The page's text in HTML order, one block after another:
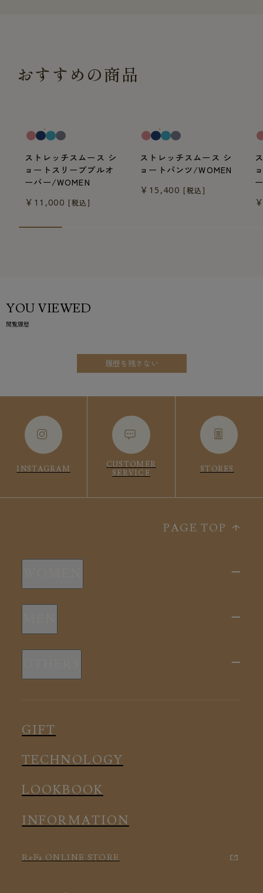
おすすめの商品
ストレッチスムース シ
ョートスリーブプルオ
ーバー/WOMEN
￥11,000 [税込]
ストレッチスムース シ
ョートパンツ/WOMEN
￥15,400 [税込]
YOU VIEWED
閲覧履歴
履歴を残さない
INSTAGRAM
CUSTOMER
SERVICE
STORES
PAGE TOP
新商品
スリープウェア
ルームウェア
アクセサリー
新商品
ルームウェア
アクセサリー
GIFT
TECHNOLOGY
LOOKBOOK
INFORMATION
ReFa ONLINE STORE